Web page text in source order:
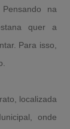
na
quer a
Para isso,
localizada
onde